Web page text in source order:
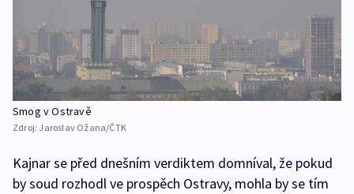
Smog v Ostravě
Zdroj: Jaroslav Ožana/ČTK
Kajnar se před dnešním verdiktem domníval, že pokud
by soud rozhodl ve prospěch Ostravy, mohla by se tím